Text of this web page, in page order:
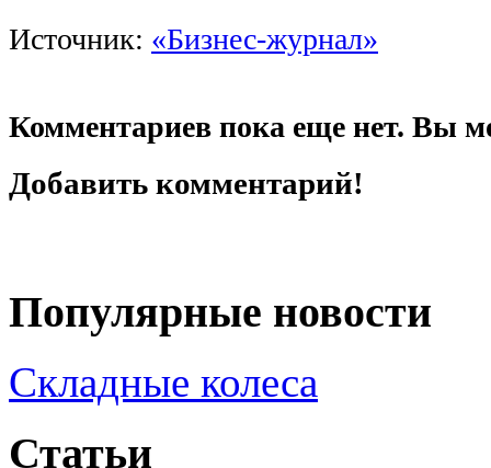
Источник: «Бизнес-журнал»
Комментариев пока еще нет. Вы
Добавить комментарий!
Популярные новости
Складные колеса
Статьи